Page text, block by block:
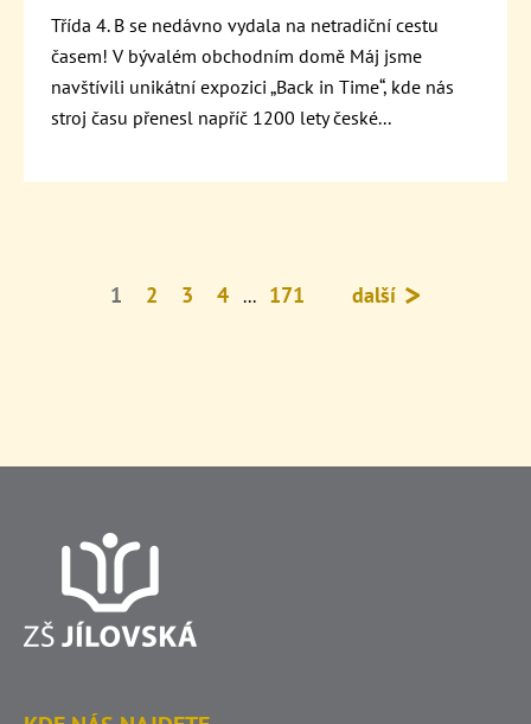
Třída 4. B se nedávno vydala na netradiční cestu
časem! V bývalém obchodním domě Máj jsme
navštívili unikátní expozici „Back in Time“, kde nás
stroj času přenesl napříč 1200 lety české...
1 2 3 4 ... 171 další